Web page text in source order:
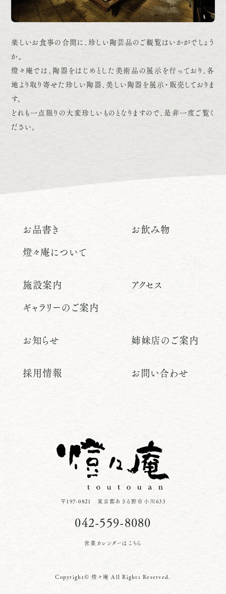
楽しいお食事の合間に、珍しい陶芸品のご観覧はいかがでしょう
か。
燈々庵では、陶器をはじめとした美術品の展示を行っており、各
地より取り寄せた珍しい陶器、美しい陶器を展示・販売しておりま
す。
どれも一点限りの大変珍しいものとなりますので、是非一度ご覧く
ださい。
お品書き
お飲み物
燈々庵について
施設案内
アクセス
ギャラリーのご案内
お知らせ 姉妹店のご案内
採用情報 お問い合わせ
〒197-0821 東京都あきる野市小川633
042-559-8080
営業カレンダーはこちら
Copyright© 燈々庵 All Rights Reserved.